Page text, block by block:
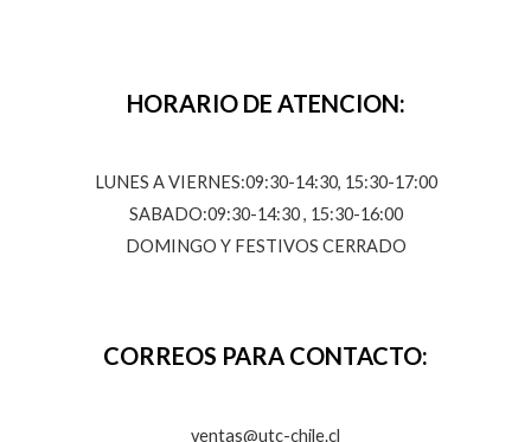
HORARIO DE ATENCION:
LUNES A VIERNES:09:30-14:30, 15:30-17:00
SABADO:09:30-14:30 , 15:30-16:00
DOMINGO Y FESTIVOS CERRADO
CORREOS PARA CONTACTO:
ventas@utc-chile.cl